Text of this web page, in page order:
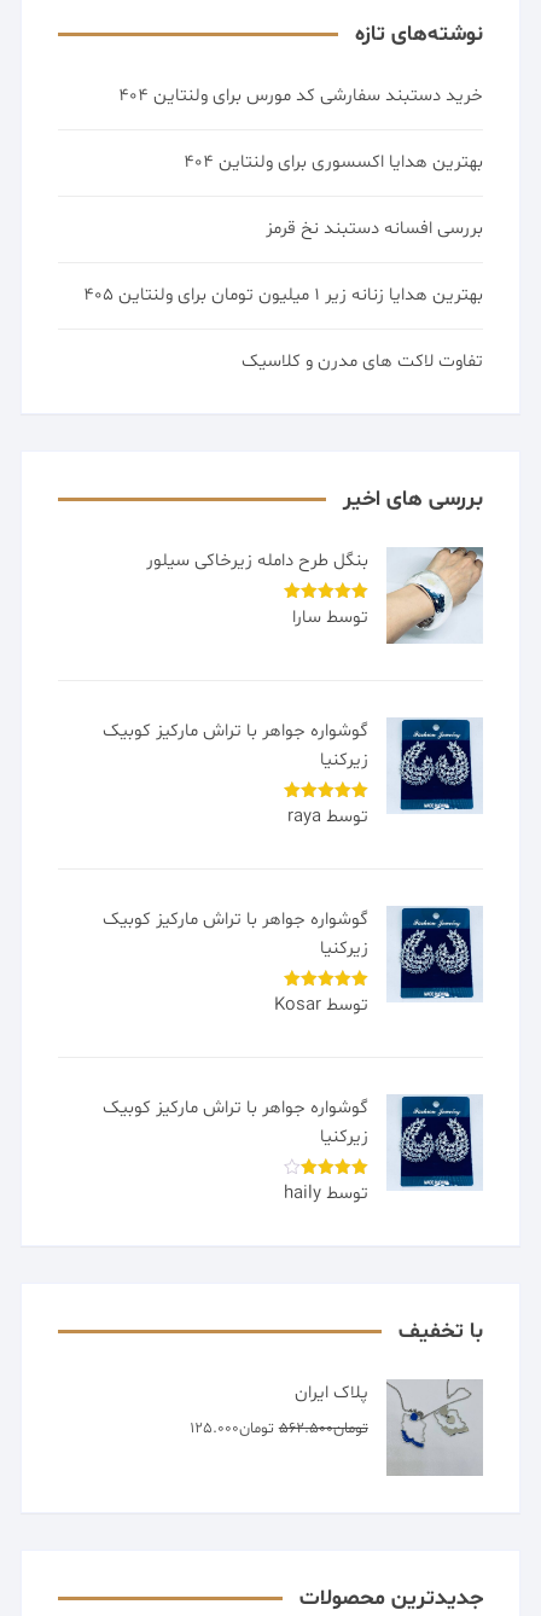
نوشته‌های تازه
خرید دستبند سفارشی کد مورس برای ولنتاین 404
بهترین هدایا اکسسوری برای ولنتاین 404
بررسی افسانه دستبند نخ قرمز
بهترین هدایا زنانه زیر 1 میلیون تومان برای ولنتاین 405
تفاوت لاکت های مدرن و کلاسیک
بررسی های اخیر
بنگل طرح دامله زیرخاکی سیلور
امتیاز 5از
5
توسط سارا
گوشواره جواهر با تراش مارکیز کوبیک
زیرکنیا
امتیاز 5از
5
توسط raya
گوشواره جواهر با تراش مارکیز کوبیک
زیرکنیا
امتیاز 5از
5
توسط Kosar
گوشواره جواهر با تراش مارکیز کوبیک
زیرکنیا
امتیاز 4
از 5
توسط haily
با تخفیف
پلاک ایران
تومان562.500 قیمت
تومان125.000
جدیدترین محصولات